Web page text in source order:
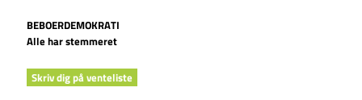
BEBOERDEMOKRATI
Alle har stemmeret
Skriv dig på venteliste